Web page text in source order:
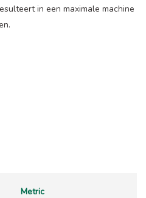
in een maximale machine
Metric